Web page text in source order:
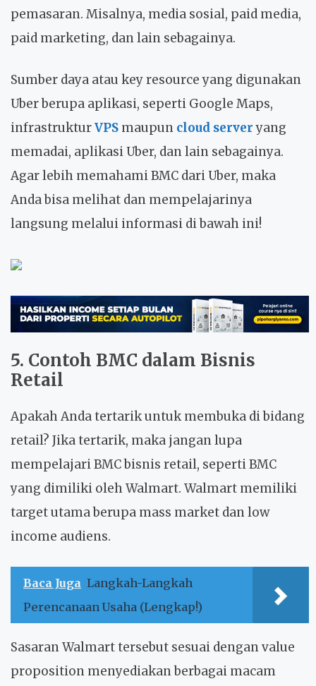
pemasaran. Misalnya, media sosial, paid media,
paid marketing, dan lain sebagainya.
Sumber daya atau key resource yang digunakan
Uber berupa aplikasi, seperti Google Maps,
infrastrukturVPS maupun cloud serveryang
memadai, aplikasi Uber, dan lain sebagainya.
Agar lebih memahami BMC dari Uber, maka
Anda bisa melihat dan mempelajarinya
langsung melalui informasi di bawah ini!
5. Contoh BMC dalam Bisnis
Retail
Apakah Anda tertarik untuk membuka di bidang
retail? Jika tertarik, maka jangan lupa
mempelajari BMC bisnis retail, seperti BMC
yang dimiliki oleh Walmart. Walmart memiliki
target utama berupa mass market dan low
income audiens.
Baca Juga Langkah-Langkah
Perencanaan Usaha (Lengkap!)
Sasaran Walmart tersebut sesuai dengan value
proposition menyediakan berbagai macam